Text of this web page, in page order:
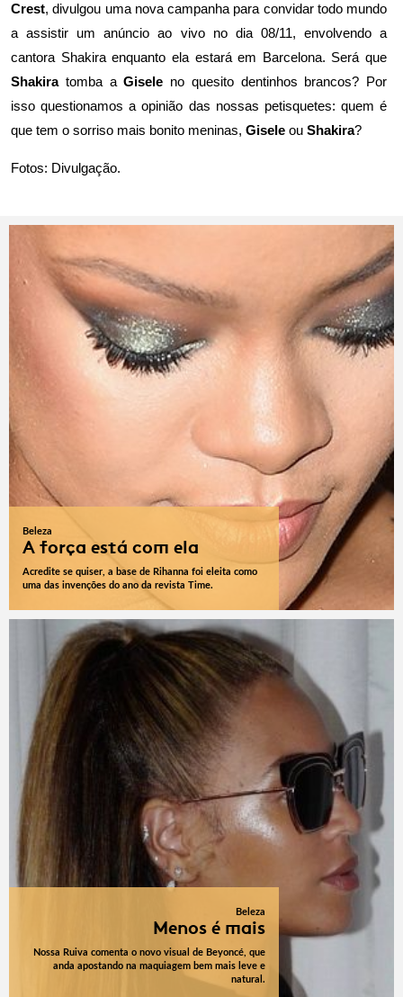
Crest, divulgou uma nova campanha para convidar todo mundo
a assistir um anúncio ao vivo no dia 08/11, envolvendo a
cantora Shakira enquanto ela estará em Barcelona. Será que
Shakiratomba aGisele no quesito dentinhos brancos? Por
isso questionamos a opinião das nossas petisquetes: quem é
que tem o sorriso mais bonito meninas, Gisele ou Shakira?
Fotos: Divulgação.
Beleza
A força está com ela
Acredite se quiser, a base de Rihanna foi eleita como
uma das invenções do ano da revista Time.
Beleza
Menos é mais
Nossa Ruiva comenta o novo visual de Beyoncé, que
anda apostando na maquiagem bem mais leve e
natural.